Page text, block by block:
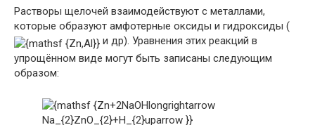
Растворы щелочей взаимодействуют с металлами,
которые образуют амфотерные оксиды и гидроксиды (
и др). Уравнения этих реакций в
упрощённом виде могут быть записаны следующим
образом: